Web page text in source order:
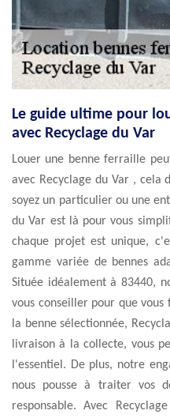
Le guide ultime pour
avec Recyclage du Var
Louer une benne ferraille
avec Recyclage du Var , cela
soyez un particulier ou une
du Var est là pour vous
chaque projet est unique,
gamme variée de bennes
Située idéalement à 83440,
vous conseiller pour que
la benne sélectionnée,
livraison à la collecte, vous
l'essentiel. De plus, notre
nous pousse à traiter vos
responsable. Avec